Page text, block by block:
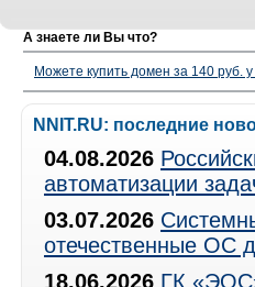
А знаете ли Вы что?
Можете купить домен за 140 руб.
NNIT.RU: последние
04.08.2026
автоматизации
03.07.2026
отечественные ОС
18.06.2026 ГК